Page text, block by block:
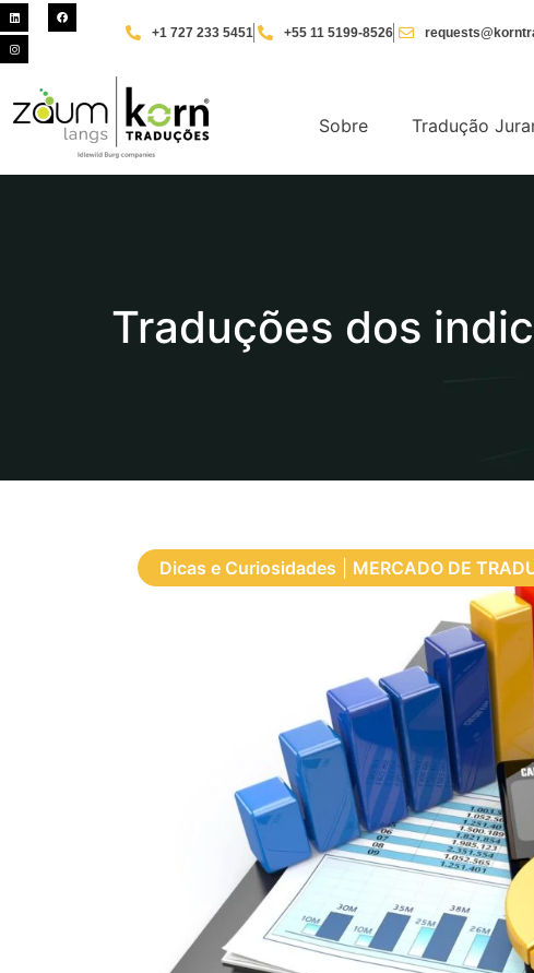
+1 727 233 5451 +55 11 5199-8526
Sobre Tradução
Traduções dos
Dicas e Curiosidades MERCADO DE